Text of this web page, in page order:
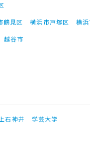
鶴見区 横浜市戸塚区
横
越谷市
上石神井
学芸大学